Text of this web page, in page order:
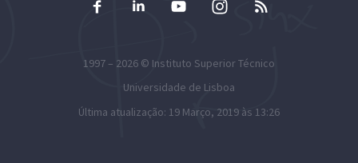
1997 – 2026 © Instituto Superior Técnico
Universidade de Lisboa
Última atualização: 19 Março, 2019 às 13:26